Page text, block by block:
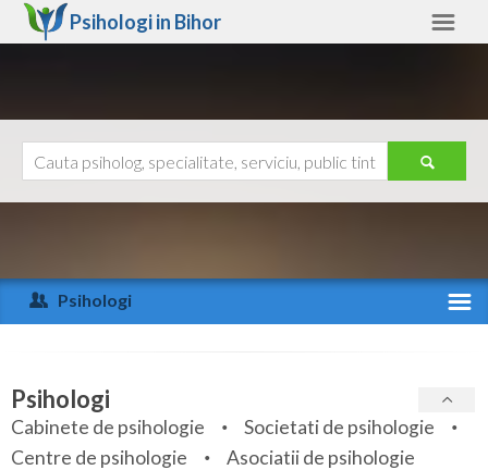
Psihologi in Bihor
Arad
Arges
Bihor
Bistrita-Nasaud
Ajutor
Psihologi
Specialitati
Servicii
Psihologi
Cabinete de psihologie
Societati de psihologie
Centre de psihologie
Asociatii de psihologie